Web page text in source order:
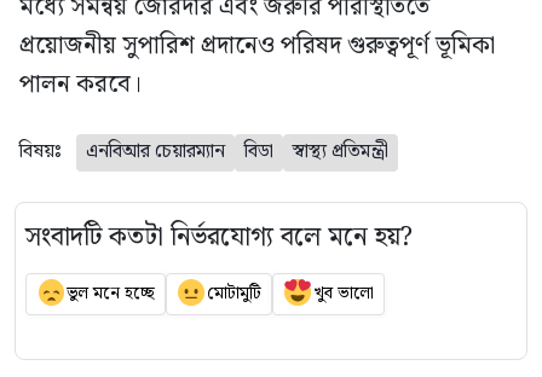
প্রয়োজনীয় সুপারিশ প্রদানেও পরিষদ গুরুত্বপূর্ণ ভূমিকা
পালন করবে।
বিষয়ঃ এনবিআর চেয়ারম্যান বিডা স্বাস্থ্য প্রতিমন্ত্রী
সংবাদটি কতটা নির্ভরযোগ্য বলে মনে হয়?
ভুল মনে হচ্ছে মোটামুটি খুব ভালো